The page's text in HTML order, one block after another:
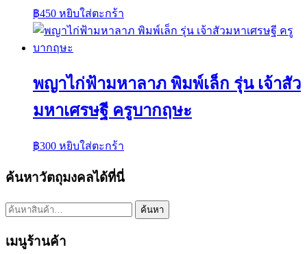
฿450 หยิบใส่ตะกร้า
พญาไก่ฟ้ามหาลาภ พิมพ์เล็ก รุ่น เจ้าสัว
มหาเศรษฐี ครูบากฤษะ
฿300 หยิบใส่ตะกร้า
ค้นหาวัตถุมงคลได้ที่นี่
ค้นหา: ค้นหา
เมนูร้านค้า